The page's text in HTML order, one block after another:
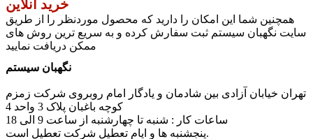
خرید آنلاین
همچنین شما این امکان را دارید که محصول موردنظر را از طریق
سایت نگهبان سیستم ثبت سفارش کرده و به سریع ترین روش های
ممکن دریافت نمایید
نگهبان سیستم
تهران خیابان آزادی بین شادمان و یادگار امام روبروی شرکت زمزم
کوچه باغبان پلاک 3 واحد 4
پنجشنبه ها و ایام تعطیل شرکت تعطیل است.